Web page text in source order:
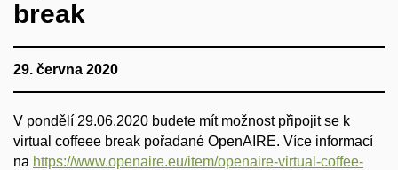
break
29. června 2020
V pondělí 29.06.2020 budete mít možnost připojit se k
virtual coffeee break pořadané OpenAIRE. Více informací
na https://www.openaire.eu/item/openaire-virtual-coffee-